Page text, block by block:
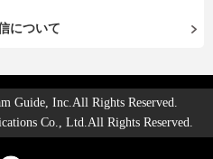
について
Guide, Inc.All Rights Reserved.
Co., Ltd.All Rights Reserved.